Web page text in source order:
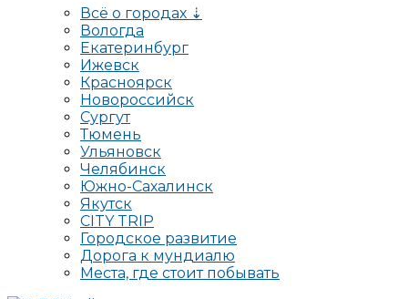
Всё о городах ⇣
Вологда
Екатеринбург
Ижевск
Красноярск
Новороссийск
Сургут
Тюмень
Ульяновск
Челябинск
Южно-Сахалинск
Якутск
CITY TRIP
Городское развитие
Дорога к мундиалю
Места, где стоит побывать